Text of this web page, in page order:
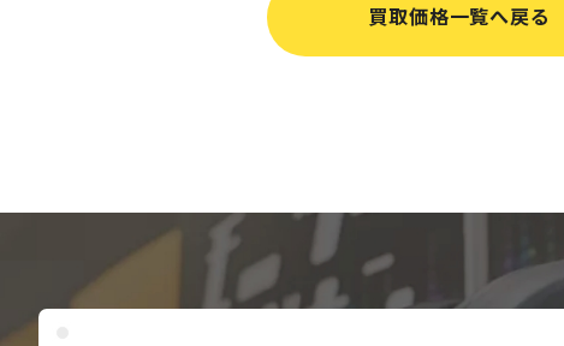
買取価格一覧へ戻る